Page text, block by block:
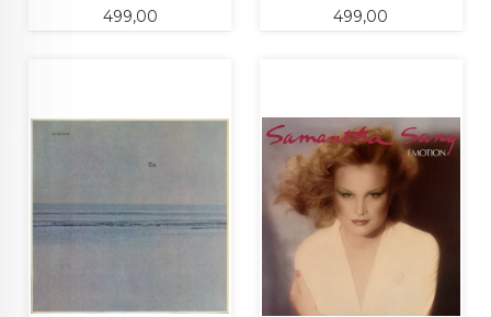
Pris
499,00 Pris
499,00